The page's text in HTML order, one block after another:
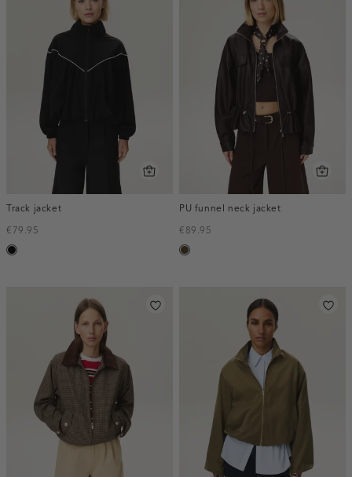
Track jacket
€79.95
zwart
PU funnel neck jacket
€89.95
toffee